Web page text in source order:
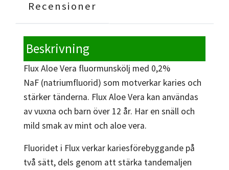
Recensioner
Beskrivning
Flux Aloe Vera fluormunskölj med 0,2%
NaF (natriumfluorid) som motverkar karies och
stärker tänderna. Flux Aloe Vera kan användas
av vuxna och barn över 12 år. Har en snäll och
mild smak av mint och aloe vera.
Fluoridet i Flux verkar kariesförebyggande på
två sätt, dels genom att stärka tandemaljen